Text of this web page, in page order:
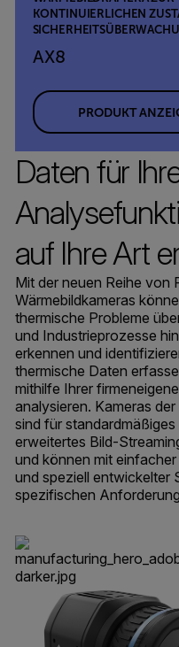
KONTINUIERLICHEN
AX8
PRODUKT
Daten für
auf Ihre Art
Mit der neuen Reihe von
Wärmebildkameras
thermische Probleme
und Industrieprozesse
erkennen und
thermische Daten
mithilfe Ihrer
analysieren. Kameras
sind für standardmäßiges
erweitertes Bild-
und können mit
und speziell entwickelter
spezifischen